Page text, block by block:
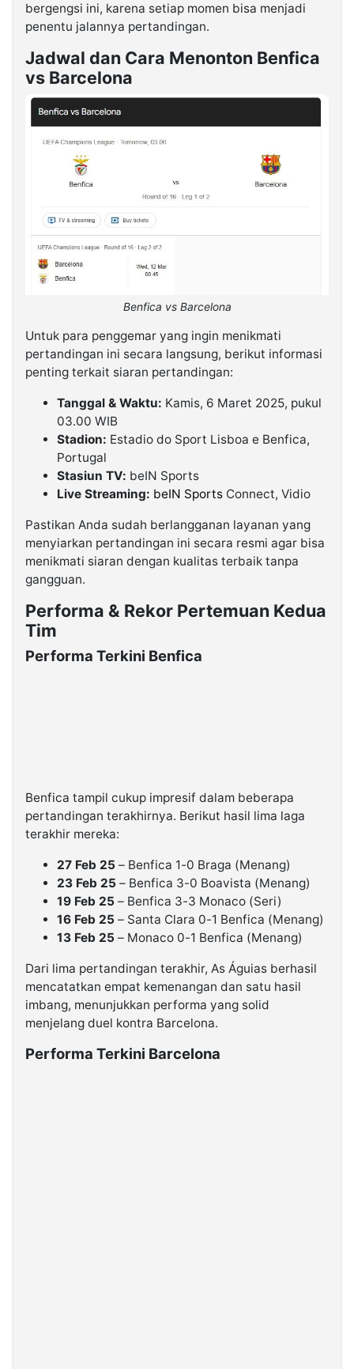
bergengsi ini, karena setiap momen bisa menjadi
penentu jalannya pertandingan.
Jadwal dan Cara Menonton Benfica
vs Barcelona
Benfica vs Barcelona
Untuk para penggemar yang ingin menikmati
pertandingan ini secara langsung, berikut informasi
penting terkait siaran pertandingan:
Tanggal & Waktu: Kamis, 6 Maret 2025, pukul
03.00 WIB
Stadion: Estadio do Sport Lisboa e Benfica,
Portugal
Stasiun TV: beIN Sports
Live Streaming: beIN Sports Connect, Vidio
Pastikan Anda sudah berlangganan layanan yang
menyiarkan pertandingan ini secara resmi agar bisa
menikmati siaran dengan kualitas terbaik tanpa
gangguan.
Performa & Rekor Pertemuan Kedua
Tim
Performa Terkini Benfica
Benfica tampil cukup impresif dalam beberapa
pertandingan terakhirnya. Berikut hasil lima laga
terakhir mereka:
27 Feb 25 – Benfica 1-0 Braga (Menang)
23 Feb 25 – Benfica 3-0 Boavista (Menang)
19 Feb 25 – Benfica 3-3 Monaco (Seri)
16 Feb 25 – Santa Clara 0-1 Benfica (Menang)
13 Feb 25 – Monaco 0-1 Benfica (Menang)
Dari lima pertandingan terakhir, As Águias berhasil
mencatatkan empat kemenangan dan satu hasil
imbang, menunjukkan performa yang solid
menjelang duel kontra Barcelona.
Performa Terkini Barcelona